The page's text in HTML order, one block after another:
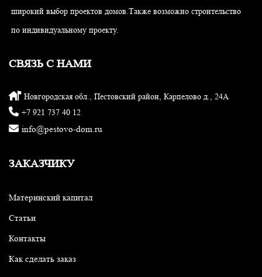
широкий выбор проектов домов.Также возможно строительство
по индивидуальному проекту.
СВЯЗЬ С НАМИ
Новгородская обл., Пестовский район, Карпелово д., 24А
+7 921 737 40 12
info@pestovo-dom.ru
ЗАКАЗЧИКУ
Материнский капитал
Статьи
Контакты
Как сделать заказ